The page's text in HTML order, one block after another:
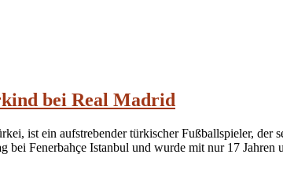
bei Real Madrid
ist ein aufstrebender türkischer Fußballspieler,
bei Fenerbahçe Istanbul und wurde mit nur 17